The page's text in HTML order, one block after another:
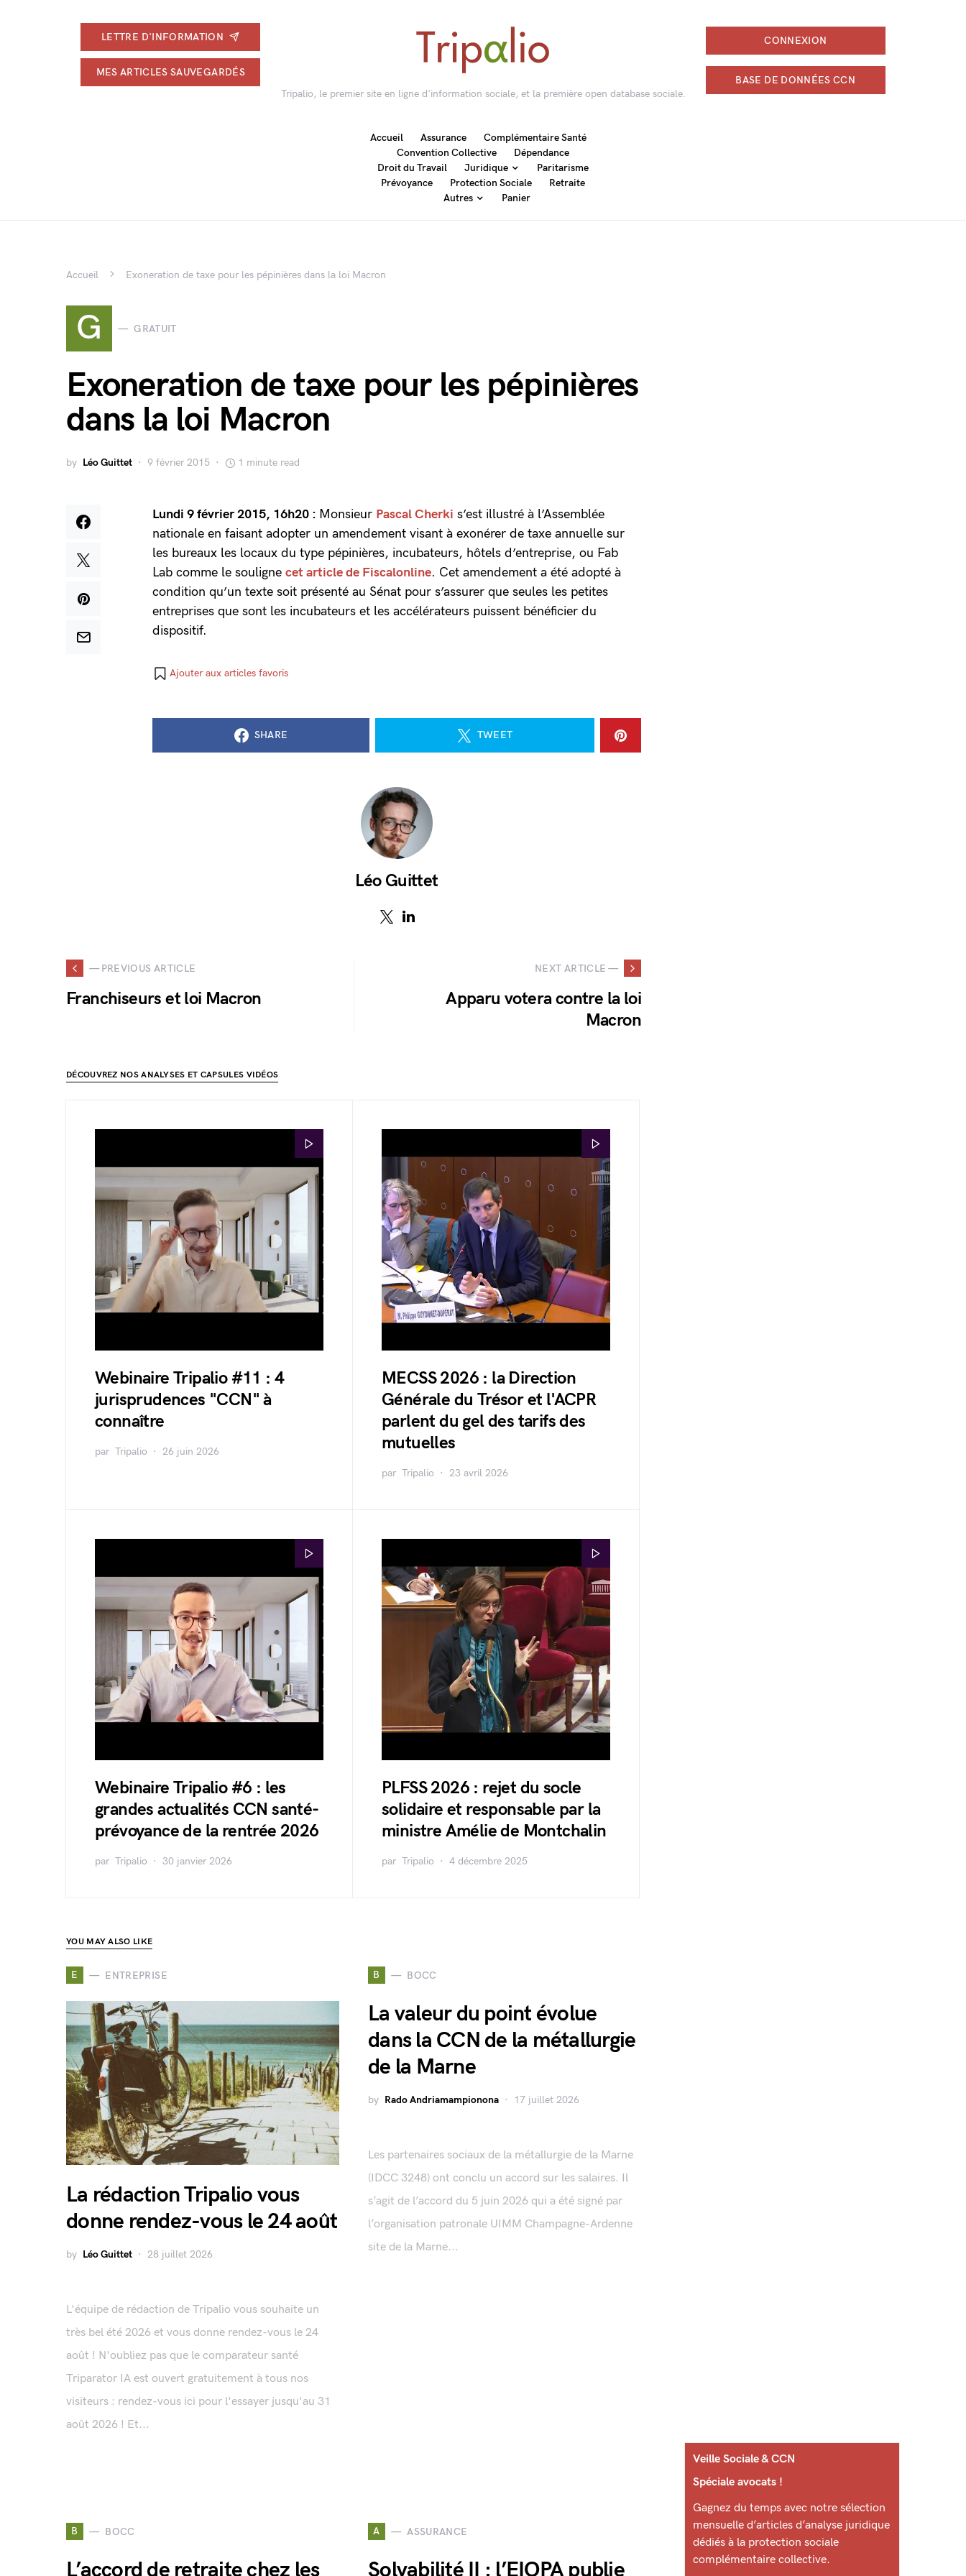
LETTRE D'INFORMATION
MES ARTICLES SAUVEGARDÉS
Tripalio, le premier site en ligne d'information sociale, et la première open database sociale.
CONNEXION
BASE DE DONNÉES CCN
Accueil Assurance
Complémentaire Santé
Convention Collective
Dépendance
Droit du Travail
Juridique
Paritarisme
Prévoyance
Protection Sociale
Retraite
Autres
Panier
Accueil Exoneration de taxe pour les pépinières dans la loi Macron
G GRATUIT
Exoneration de taxe pour les pépinières
dans la loi Macron
by Léo Guittet 9 février 2015 1 minute read
Lundi 9 février 2015, 16h20 : Monsieur Pascal Cherki s’est illustré à l’Assemblée
nationale en faisant adopter un amendement visant à exonérer de taxe annuelle sur
les bureaux les locaux du type pépinières, incubateurs, hôtels d’entreprise, ou Fab
Lab comme le souligne cet article de Fiscalonline. Cet amendement a été adopté à
condition qu’un texte soit présenté au Sénat pour s’assurer que seules les petites
entreprises que sont les incubateurs et les accélérateurs puissent bénéficier du
dispositif.
Ajouter aux articles favoris
SHARE TWEET
Léo Guittet
— PREVIOUS ARTICLE
Franchiseurs et loi Macron
NEXT ARTICLE —
Apparu votera contre la loi
Macron
DÉCOUVREZ NOS ANALYSES ET CAPSULES VIDÉOS
Webinaire Tripalio #11 : 4
jurisprudences "CCN" à
connaître
par Tripalio 26 juin 2026
MECSS 2026 : la Direction
Générale du Trésor et l'ACPR
parlent du gel des tarifs des
mutuelles
par Tripalio 23 avril 2026
Webinaire Tripalio #6 : les
grandes actualités CCN santé-
prévoyance de la rentrée 2026
par Tripalio 30 janvier 2026
PLFSS 2026 : rejet du socle
solidaire et responsable par la
ministre Amélie de Montchalin
par Tripalio 4 décembre 2025
YOU MAY ALSO LIKE
E ENTREPRISE
La rédaction Tripalio vous
donne rendez-vous le 24 août
by Léo Guittet 28 juillet 2026
L'équipe de rédaction de Tripalio vous souhaite un
très bel été 2026 et vous donne rendez-vous le 24
août ! N'oubliez pas que le comparateur santé
Triparator IA est ouvert gratuitement à tous nos
visiteurs : rendez-vous ici pour l'essayer jusqu'au 31
août 2026 ! Et...
B BOCC
La valeur du point évolue
dans la CCN de la métallurgie
de la Marne
by Rado Andriamampionona 17 juillet 2026
Les partenaires sociaux de la métallurgie de la Marne
(IDCC 3248) ont conclu un accord sur les salaires. Il
s’agit de l’accord du 5 juin 2026 qui a été signé par
l’organisation patronale UIMM Champagne-Ardenne
site de la Marne...
B BOCC
L’accord de retraite chez les
A ASSURANCE
Solvabilité II : l’EIOPA publie
Veille Sociale & CCN
Spéciale avocats !
Gagnez du temps avec notre sélection
mensuelle d’articles d’analyse juridique
dédiés à la protection sociale
complémentaire collective.